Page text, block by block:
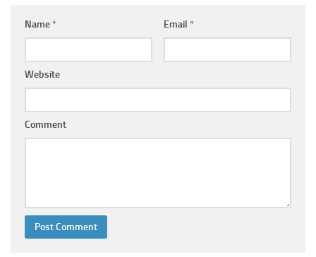
Ayurvedic Centres
Online Consultation
Name* Email *
Website
Comment